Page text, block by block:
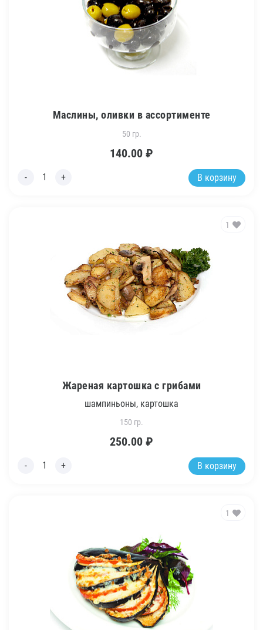
Маслины, оливки в ассортименте
50 гр.
140.00 ₽
В корзину
1
Жареная картошка с грибами
шампиньоны, картошка
150 гр.
250.00 ₽
В корзину
1